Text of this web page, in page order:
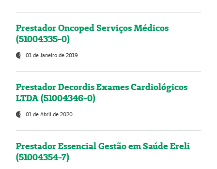
Prestador Oncoped Serviços Médicos
(51004335-0)
01 de Janeiro de 2019
Prestador Decordis Exames Cardiológicos
LTDA (51004346-0)
01 de Abril de 2020
Prestador Essencial Gestão em Saúde Ereli
(51004354-7)